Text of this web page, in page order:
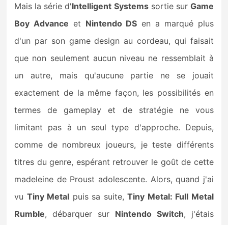
Autres tests
Précommandes
Précommandes jeux Switch 2
Sorties de jeux
Bons plans
Guides
Mais la série d'Intelligent Systemssortie sur Game
Boy Advance et Nintendo DS en a marqué plus
d'un par son game design au cordeau, qui faisait
que non seulement aucun niveau ne ressemblait à
un autre, mais qu'aucune partie ne se jouait
exactement de la même façon, les possibilités en
termes de gameplay et de stratégie ne vous
limitant pas à un seul type d'approche. Depuis,
comme de nombreux joueurs, je teste différents
titres du genre, espérant retrouver le goût de cette
madeleine de Proust adolescente. Alors, quand j'ai
vu Tiny Metal puis sa suite,Tiny Metal: Full Metal
Rumble, débarquer sur Nintendo Switch, j'étais